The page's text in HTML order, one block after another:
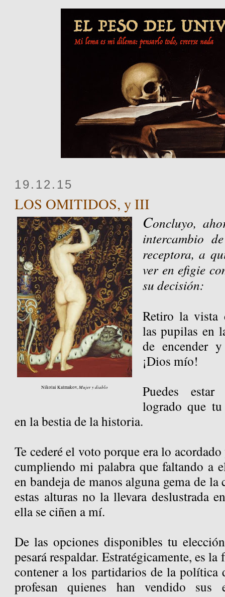
19.12.15
LOS OMITIDOS, y III
Nikolai Kalmakov,Mujer y diablo
Concluyo,
intercambio
receptora, a
ver en efigie
su decisión:
Retiro la vista
las pupilas en
de encender
¡Dios mío!
Puedes
logrado que
en la bestia de la historia.
Te cederé el voto porque era lo
cumpliendo mi palabra que faltando a
en bandeja de manos alguna gema de
estas alturas no la llevara deslustrada
ella se ciñen a mí.
De las opciones disponibles tu
pesará respaldar. Estratégicamente, es la
contener a los partidarios de la política
profesan quienes han vendido sus